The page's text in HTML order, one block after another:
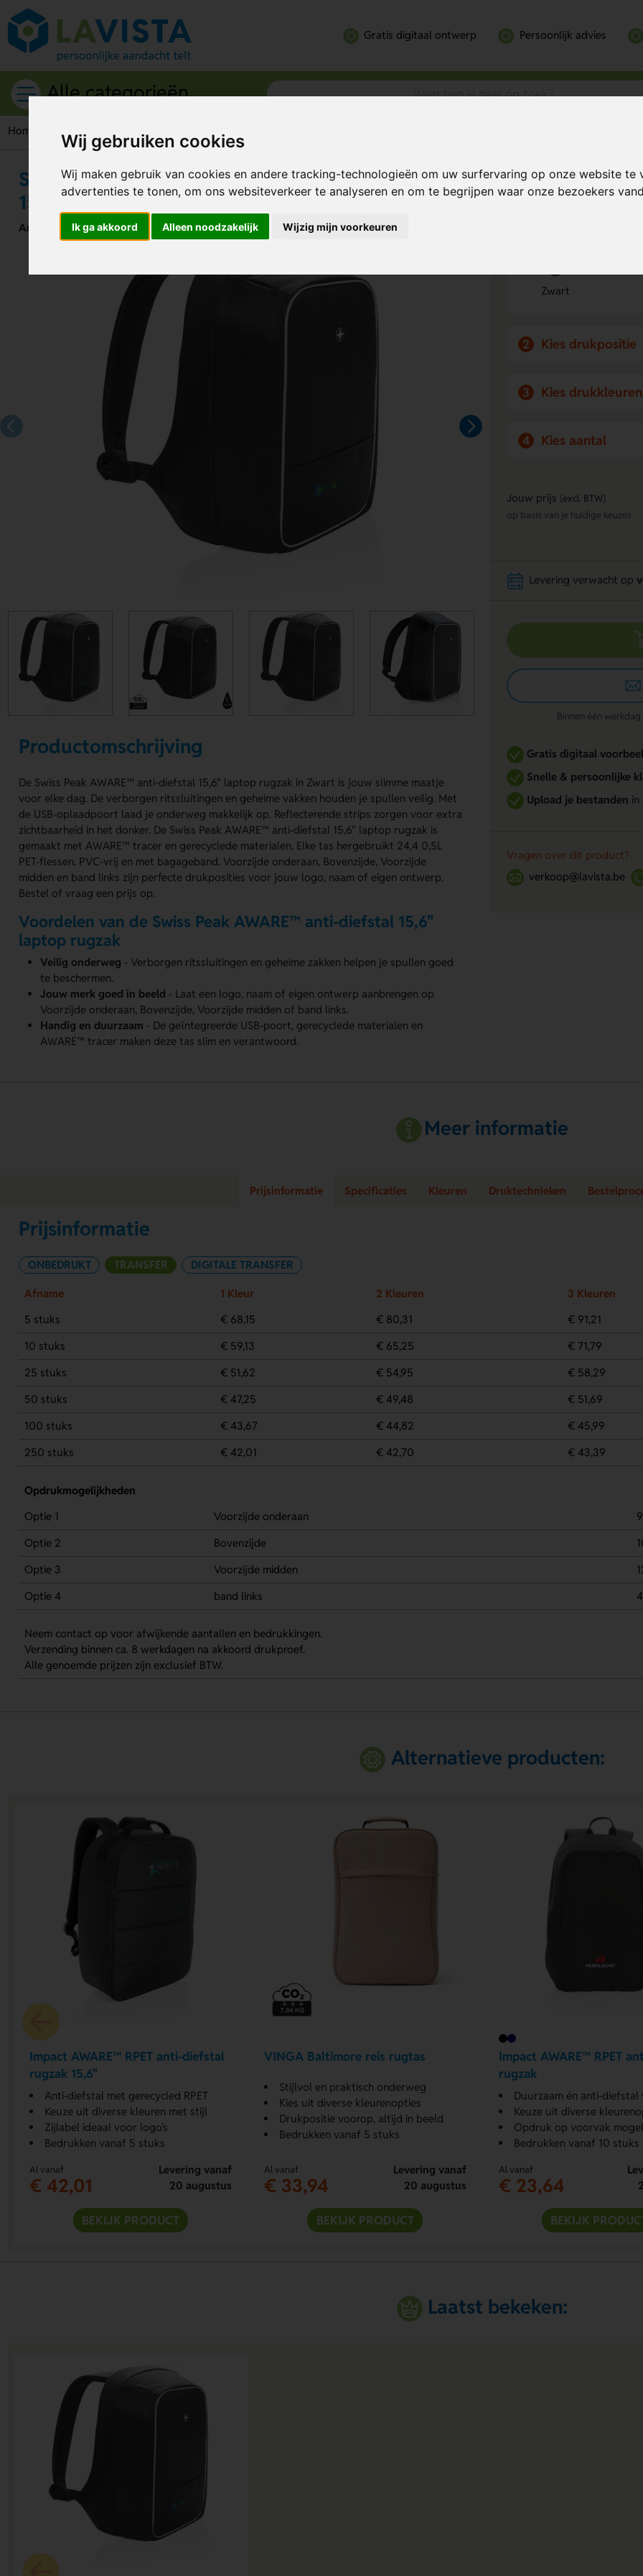
Wij gebruiken cookies
Wij maken gebruik van cookies en andere tracking-technologieën om uw surfervaring op onze website te
advertenties te tonen, om ons websiteverkeer te analyseren en om te begrijpen waar onze bezoekers
Ik ga akkoord Alleen noodzakelijk Wijzig mijn voorkeuren
Gratis digitaal ontwerp Persoonlijk advies
Alle categorieën
Home Rugzakken Anti-diefstal rugzakken
Swiss Peak AWARE™ Anti-diefstal Laptop Rugzak
15,6"
Artikelnummer:310860
Productomschrijving
De Swiss Peak AWARE™ anti-diefstal 15,6" laptop rugzak in Zwart is jouw slimme maatje
voor elke dag. De verborgen ritssluitingen en geheime vakken houden je spullen veilig. Met
de USB-oplaadpoort laad je onderweg makkelijk op. Reflecterende strips zorgen voor extra
zichtbaarheid in het donker. De Swiss Peak AWARE™ anti-diefstal 15,6" laptop rugzak is
gemaakt met AWARE™ tracer en gerecyclede materialen. Elke tas hergebruikt 24,4 0,5L
PET-flessen. PVC-vrij en met bagageband. Voorzijde onderaan, Bovenzijde, Voorzijde
midden en band links zijn perfecte drukposities voor jouw logo, naam of eigen ontwerp.
Bestel of vraag een prijs op.
Voordelen van de Swiss Peak AWARE™ anti-diefstal 15,6"
laptop rugzak
Veilig onderweg - Verborgen ritssluitingen en geheime zakken helpen je spullen goed
te beschermen.
Jouw merk goed in beeld - Laat een logo, naam of eigen ontwerp aanbrengen op
Voorzijde onderaan, Bovenzijde, Voorzijde midden of band links.
Handig en duurzaam - De geïntegreerde USB-poort, gerecyclede materialen en
AWARE™ tracer maken deze tas slim en verantwoord.
Bereken mijn
Zwart
2 Kies drukpositie
3 Kies drukkleuren
4 Kies aantal
Jouw prijs (excl. BTW)
op basis van je huidige keuzes
Levering verwacht op
Binnen één
Gratis digitaal
Snelle & persoonlijke
Upload je bestanden
Vragen over dit product?
verkoop@lavista.be
Meer informatie
Prijsinformatie Specificaties Kleuren Druktechnieken
Prijsinformatie
ONBEDRUKT TRANSFER DIGITALE TRANSFER
Afname 1 Kleur 2 Kleuren 3 Kleuren
5 stuks
€ 68,15 € 80,31 € 91,21
10 stuks
€ 59,13 € 65,25 € 71,79
25 stuks
€ 51,62 € 54,95 € 58,29
50 stuks
€ 47,25 € 49,48 € 51,69
100 stuks
€ 43,67 € 44,82 € 45,99
250 stuks
€ 42,01 € 42,70 € 43,39
Opdrukmogelijkheden
Optie 1
Voorzijde onderaan
Optie 2
Bovenzijde
Optie 3
Voorzijde midden
Optie 4
band links
Neem contact op voor afwijkende aantallen en bedrukkingen.
Verzending binnen ca. 8 werkdagen na akkoord drukproef.
Alle genoemde prijzen zijn exclusief BTW.
Alternatieve producten:
Impact AWARE™ RPET anti-diefstal
rugzak 15,6"
Anti-diefstal met gerecycled RPET
Keuze uit diverse kleuren met stijl
Zijlabel ideaal voor logo's
Bedrukken vanaf 5 stuks
Al vanaf
€ 42,01
Levering vanaf
20 augustus
BEKIJK PRODUCT
VINGA Baltimore reis rugtas
Stijlvol en praktisch onderweg
Kies uit diverse kleurenopties
Drukpositie voorop, altijd in beeld
Bedrukken vanaf 5 stuks
Al vanaf
€ 33,94
Levering vanaf
20 augustus
BEKIJK PRODUCT
Impact AWARE™ RPET
rugzak
Duurzaam én anti-diefstal
Keuze uit diverse
Opdruk op voorvak
Bedrukken vanaf 10 stuks
Al vanaf
€ 23,64
BEKIJK
Laatst bekeken: